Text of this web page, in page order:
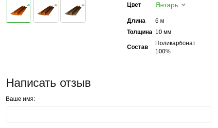
Цвет Янтарь
Длина
6 м
Толщина 10 мм
Состав
Поликарбонат
100%
Написать отзыв
Ваше имя: